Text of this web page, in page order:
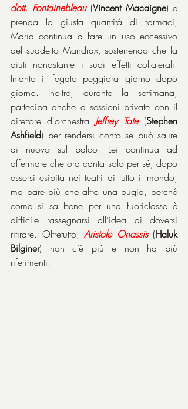
dott. Fontainebleau (Vincent Macaigne) e
prenda la giusta quantità di farmaci,
Maria continua a fare un uso eccessivo
del suddetto Mandrax, sostenendo che la
aiuti nonostante i suoi effetti collaterali.
Intanto il fegato peggiora giorno dopo
giorno. Inoltre, durante la settimana,
partecipa anche a sessioni private con il
direttore d'orchestra Jeffrey Tate (Stephen
Ashfield) per rendersi conto se può salire
di nuovo sul palco. Lei continua ad
affermare che ora canta solo per sé, dopo
essersi esibita nei teatri di tutto il mondo,
ma pare più che altro una bugia, perché
come si sa bene per una fuoriclasse è
difficile rassegnarsi all’idea di doversi
ritirare. Oltretutto, Aristole Onassis (Haluk
Bilginer) non c’è più e non ha più
riferimenti.